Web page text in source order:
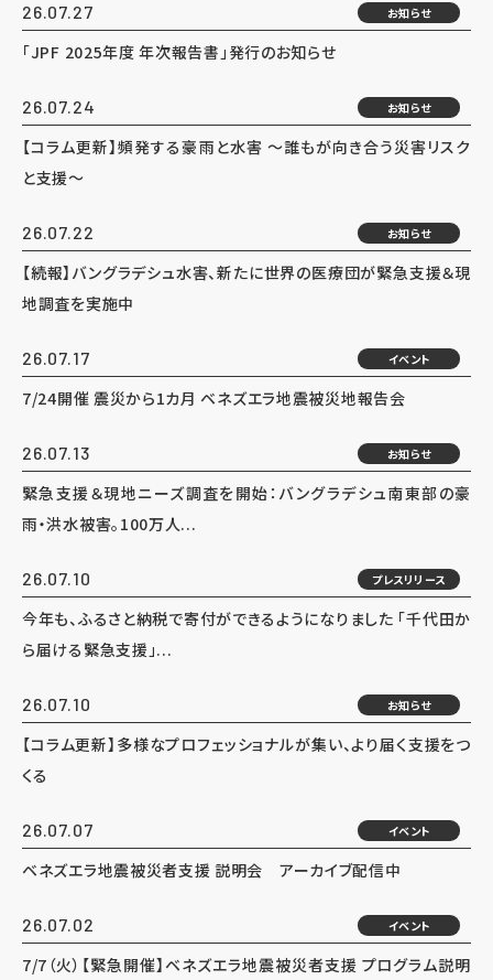
26.07.27 お知らせ
「JPF 2025年度 年次報告書」発行のお知らせ
26.07.24 お知らせ
【コラム更新】頻発する豪雨と水害 ～誰もが向き合う災害リスク
と支援～
26.07.22 お知らせ
【続報】バングラデシュ水害、新たに世界の医療団が緊急支援＆現
地調査を実施中
26.07.17 イベント
7/24開催 震災から1カ月 ベネズエラ地震被災地報告会
26.07.13 お知らせ
緊急支援＆現地ニーズ調査を開始：バングラデシュ南東部の豪
雨・洪水被害。100万人...
26.07.10 プレスリリース
今年も、ふるさと納税で寄付ができるようになりました 「千代田か
ら届ける緊急支援」...
26.07.10 お知らせ
【コラム更新】多様なプロフェッショナルが集い、より届く支援をつ
くる
26.07.07 イベント
ベネズエラ地震被災者支援 説明会 アーカイブ配信中
26.07.02 イベント
7/7（火）【緊急開催】ベネズエラ地震被災者支援 プログラム説明